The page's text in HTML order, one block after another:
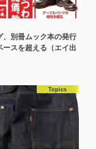
、別冊ムック本の発行
ースを超える（エイ出
Topics